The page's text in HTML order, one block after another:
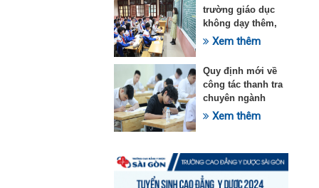
trường giáo dục
không dạy thêm,
học thêm
Xem thêm
Quy định mới về
công tác thanh tra
chuyên ngành
trong lĩnh vực giáo
Xem thêm